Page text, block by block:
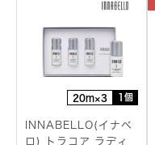
20m×3 1個
INNABELLO(イナベ
ロ) トラコア ラディ